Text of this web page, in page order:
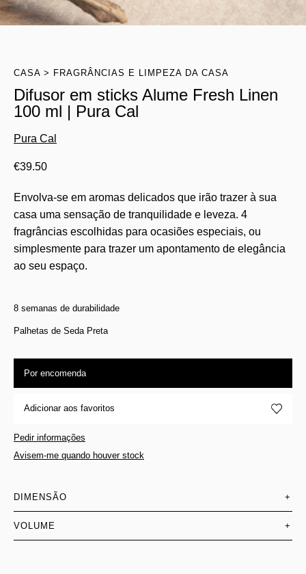
CASA FRAGRÂNCIAS E LIMPEZA DA CASA
Difusor em sticks Alume Fresh Linen
100 ml | Pura Cal
Pura Cal
€39.50
Envolva-se em aromas delicados que irão trazer à sua
casa uma sensação de tranquilidade e leveza. 4
fragrâncias escolhidas para ocasiões especiais, ou
simplesmente para trazer um apontamento de elegância
ao seu espaço.
8 semanas de durabilidade
Palhetas de Seda Preta
Por encomenda
Adicionar aos favoritos
Pedir informações
Avisem-me quando houver stock
DIMENSÃO +
VOLUME +